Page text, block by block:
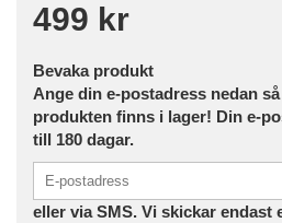
499 kr
Bevaka produkt
Ange din e-postadress nedan
produkten finns i lager! Din e-
till 180 dagar.
eller via SMS. Vi skickar endast